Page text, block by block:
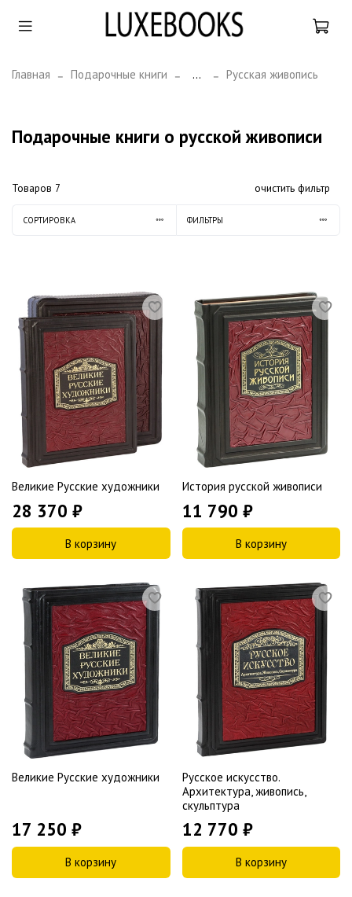
Главная Подарочные книги ... Русская живопись
Подарочные книги о русской живописи
Товаров 7 очистить фильтр
СОРТИРОВКА ФИЛЬТРЫ
Великие Русские художники
28 370 ₽
В корзину
История русской живописи
11 790 ₽
В корзину
Великие Русские художники
17 250 ₽
В корзину
Русское искусство.
Архитектура, живопись,
скульптура
12 770 ₽
В корзину